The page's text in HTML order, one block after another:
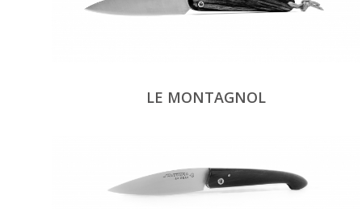
LE MONTAGNOL